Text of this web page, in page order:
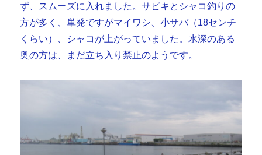
ず、スムーズに入れました。サビキとシャコ釣りの
方が多く、単発ですがマイワシ、小サバ（18センチ
くらい）、シャコが上がっていました。水深のある
奥の方は、まだ立ち入り禁止のようです。